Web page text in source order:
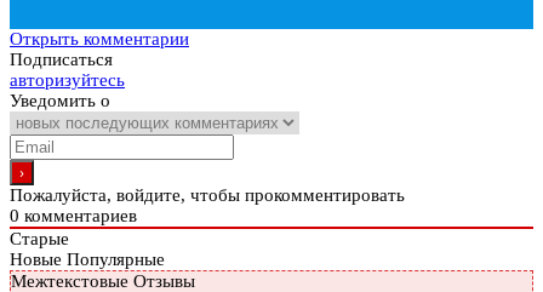
Открыть комментарии
Подписаться
авторизуйтесь
Уведомить о
Пожалуйста, войдите, чтобы прокомментировать
0 комментариев
Старые
Новые Популярные
Межтекстовые Отзывы